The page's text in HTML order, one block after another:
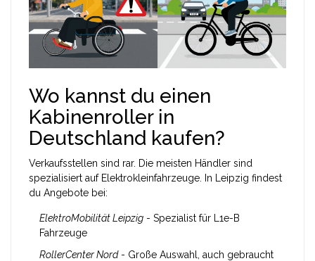
Wo kannst du einen
Kabinenroller in
Deutschland kaufen?
Verkaufsstellen sind rar. Die meisten Händler sind
spezialisiert auf Elektrokleinfahrzeuge. In Leipzig findest
du Angebote bei:
ElektroMobilität Leipzig - Spezialist für L1e-B
Fahrzeuge
RollerCenter Nord- Große Auswahl, auch gebraucht